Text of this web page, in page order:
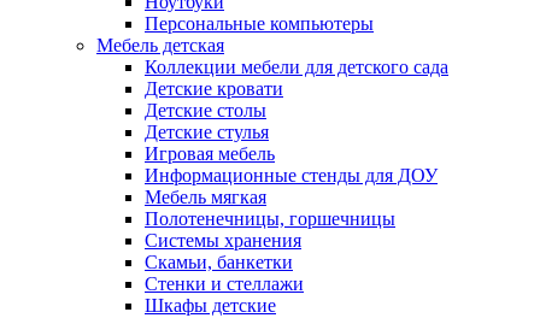
Персональные компьютеры
Мебель детская
Коллекции мебели для детского сада
Детские кровати
Детские столы
Детские стулья
Игровая мебель
Информационные стенды для ДОУ
Мебель мягкая
Полотенечницы, горшечницы
Системы хранения
Скамьи, банкетки
Стенки и стеллажи
Шкафы детские